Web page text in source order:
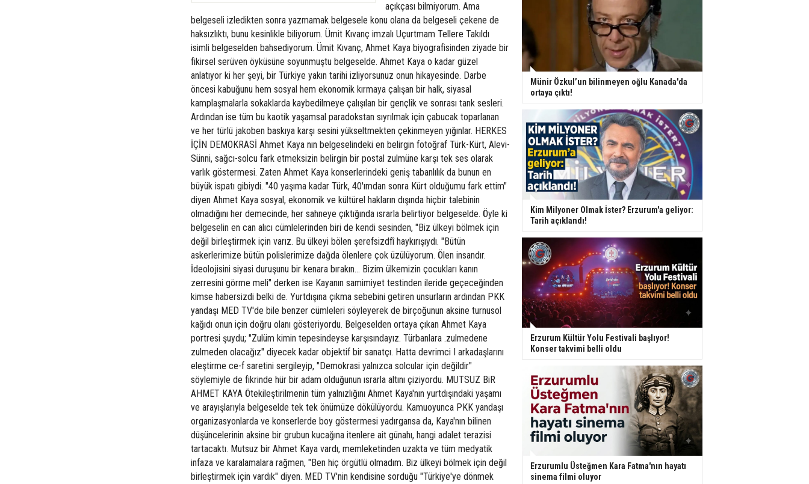
açıkçası bilmiyorum. Ama
belgeseli izledikten sonra yazmamak belgesele konu olana da belgeseli çekene de
haksızlıktı, bunu kesinlikle biliyorum. Ümit Kıvanç imzalı Uçurtmam Tellere Takıldı
isimli belgeselden bahsediyorum. Ümit Kıvanç, Ahmet Kaya biyografisinden ziyade bir
fikirsel serüven öyküsüne soyunmuştu belgeselde. Ahmet Kaya o kadar güzel
anlatıyor ki her şeyi, bir Türkiye yakın tarihi izliyorsunuz onun hikayesinde. Darbe
öncesi kabuğunu hem sosyal hem ekonomik kırmaya çalışan bir halk, siyasal
kamplaşmalarla sokaklarda kaybedilmeye çalışılan bir gençlik ve sonrası tank sesleri.
Ardından ise tüm bu kaotik yaşamsal paradokstan sıyrılmak için çabucak toparlanan
ve her türlü jakoben baskıya karşı sesini yükseltmekten çekinmeyen yığınlar. HERKES
İÇİN DEMOKRASİ Ahmet Kaya nın belgeselindeki en belirgin fotoğraf Türk-Kürt, Alevi-
Sünni, sağcı-solcu fark etmeksizin belirgin bir postal zulmüne karşı tek ses olarak
varlık göstermesi. Zaten Ahmet Kaya konserlerindeki geniş tabanlılık da bunun en
büyük ispatı gibiydi. "40 yaşıma kadar Türk, 40'ımdan sonra Kürt olduğumu fark ettim"
diyen Ahmet Kaya sosyal, ekonomik ve kültürel hakların dışında hiçbir talebinin
olmadığını her demecinde, her sahneye çıktığında ısrarla belirtiyor belgeselde. Öyle ki
belgeselin en can alıcı cümlelerinden biri de kendi sesinden, "Biz ülkeyi bölmek için
değil birleştirmek için varız. Bu ülkeyi bölen şerefsizdfî haykırışıydı. "Bütün
askerlerimize bütün polislerimize dağda ölenlere çok üzülüyorum. Ölen insandır.
İdeolojisini siyasi duruşunu bir kenara bırakın... Bizim ülkemizin çocukları kanın
zerresini görme meli" derken ise Kayanın samimiyet testinden ileride geçeceğinden
kimse habersizdi belki de. Yurtdışına çıkma sebebini getiren unsurların ardından PKK
yandaşı MED TV'de bile benzer cümleleri söyleyerek de birçoğunun aksine turnusol
kağıdı onun için doğru olanı gösteriyordu. Belgeselden ortaya çıkan Ahmet Kaya
portresi şuydu; "Zulüm kimin tepesindeyse karşısındayız. Türbanlara .zulmedene
zulmeden olacağız" diyecek kadar objektif bir sanatçı. Hatta devrimci I arkadaşlarını
eleştirme ce-f saretini sergileyip, "Demokrasi yalnızca solcular için değildir"
söylemiyle de fikrinde hür bir adam olduğunun ısrarla altını çiziyordu. MUTSUZ BiR
AHMET KAYA Ötekileştirilmenin tüm yalnızlığını Ahmet Kaya'nın yurtdışındaki yaşamı
ve arayışlarıyla belgeselde tek tek önümüze dökülüyordu. Kamuoyunca PKK yandaşı
organizasyonlarda ve konserlerde boy göstermesi yadırgansa da, Kaya'nın bilinen
düşüncelerinin aksine bir grubun kucağına itenlere ait günahı, hangi adalet terazisi
tartacaktı. Mutsuz bir Ahmet Kaya vardı, memleketinden uzakta ve tüm medyatik
infaza ve karalamalara rağmen, "Ben hiç örgütlü olmadım. Biz ülkeyi bölmek için değil
birleştirmek için vardık" diyen. MED TV'nin kendisine sorduğu "Türkiye'ye dönmek
Münir Özkul’un bilinmeyen oğlu Kanada'da
ortaya çıktı!
Kim Milyoner Olmak İster? Erzurum'a geliyor:
Tarih açıklandı!
Erzurum Kültür Yolu Festivali başlıyor!
Konser takvimi belli oldu
Erzurumlu Üsteğmen Kara Fatma'nın hayatı
sinema filmi oluyor